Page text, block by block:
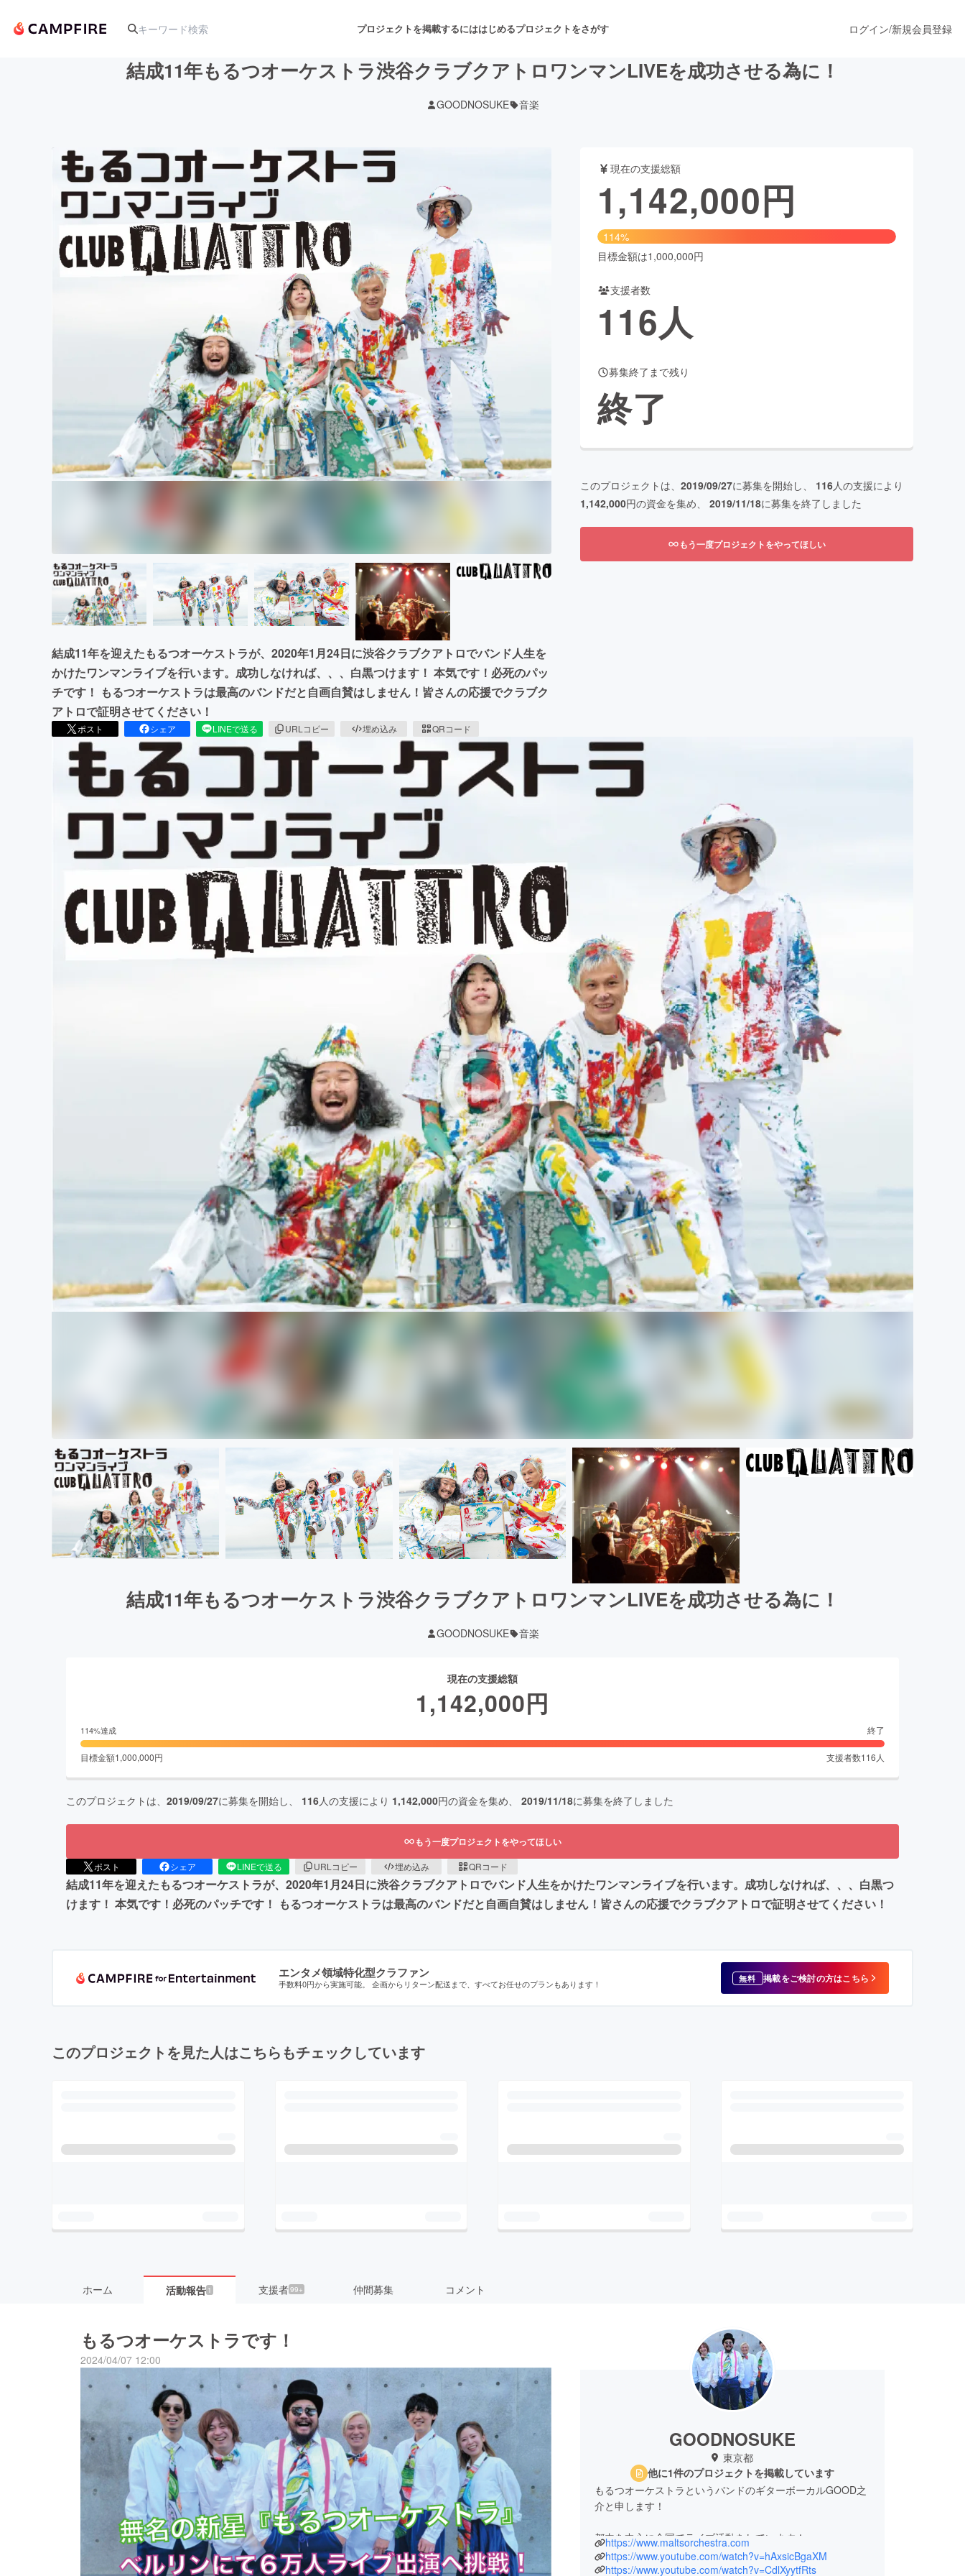
プロジェクトを掲載するにははじめるプロジェクトをさがす
アート・写真 舞台・パフォーマンス
テクノロジー・ガジェット ゲーム・サービス開発 ファッション
映像・映画 書籍・雑誌出版
チャレンジ ビューティー・ヘルスケア
まちづくり・地域活性化
CAMPFIRE for Social Good
CAMPFIREふるさと納税machi-ya
ログイン/新規会員登録
結成11年もるつオーケストラ渋谷クラブクアトロワンマンLIVEを成功させる為に！
GOODNOSUKE 音楽
結成11年を迎えたもるつオーケストラが、2020年1月24日に渋谷クラブクアトロでバンド人生を
かけたワンマンライブを行います。成功しなければ、、、白黒つけます！ 本気です！必死のパッ
チです！ もるつオーケストラは最高のバンドだと自画自賛はしません！皆さんの応援でクラブク
アトロで証明させてください！
ポスト シェア LINEで送る URLコピー 埋め込み QRコード
現在の支援総額
1,142,000円
114%
目標金額は1,000,000円
支援者数
116人
募集終了まで残り
終了
このプロジェクトは、 2019/09/27に募集を開始し、 116人の支援により
1,142,000円の資金を集め、 2019/11/18に募集を終了しました
もう一度プロジェクトをやってほしい
結成11年もるつオーケストラ渋谷クラブクアトロワンマンLIVEを成功させる為に！
GOODNOSUKE 音楽
現在の支援総額
1,142,000円
114%達成 終了
目標金額1,000,000円 支援者数116 人
このプロジェクトは、 2019/09/27に募集を開始し、 116人の支援により 1,142,000円の資金を集め、 2019/11/18に募集を終了しました
もう一度プロジェクトをやってほしい
ポスト シェア LINEで送る URLコピー 埋め込み QRコード
結成11年を迎えたもるつオーケストラが、2020年1月24日に渋谷クラブクアトロでバンド人生をかけたワンマンライブを行います。成功しなければ、、、白黒つ
けます！ 本気です！必死のパッチです！ もるつオーケストラは最高のバンドだと自画自賛はしません！皆さんの応援でクラブクアトロで証明させてください！
エンタメ領域特化型クラファン
手数料0円から実施可能。 企画からリターン配送まで、すべてお任せのプランもあります！ 無料 掲載をご検討の方はこちら
このプロジェクトを見た人はこちらもチェックしています
ホーム 活動報告 1 支援者99+ 仲間募集 コメント
もるつオーケストラです！
2024/04/07 12:00
GOODNOSUKE
東京都
他に1件のプロジェクトを掲載しています
もるつオーケストラというバンドのギターボーカルGOOD之
介と申します！
都内を中心に全国でライブ活動をしています！
2024年8月にドイツはベルリンでのライブが決まり、クラ
ファンを立ち上げさせて頂きました。
https://www.maltsorchestra.com
https://www.youtube.com/watch?v=hAxsicBgaXM
https://www.youtube.com/watch?v=CdlXyytfRts